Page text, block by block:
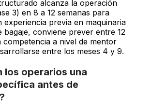
alcanza la operación
3) en 8 a 12 semanas para
experiencia previa en maquinaria
bagaje, conviene prever entre 12
competencia a nivel de mentor
entre los meses 4 y 9.
los operarios una
antes de